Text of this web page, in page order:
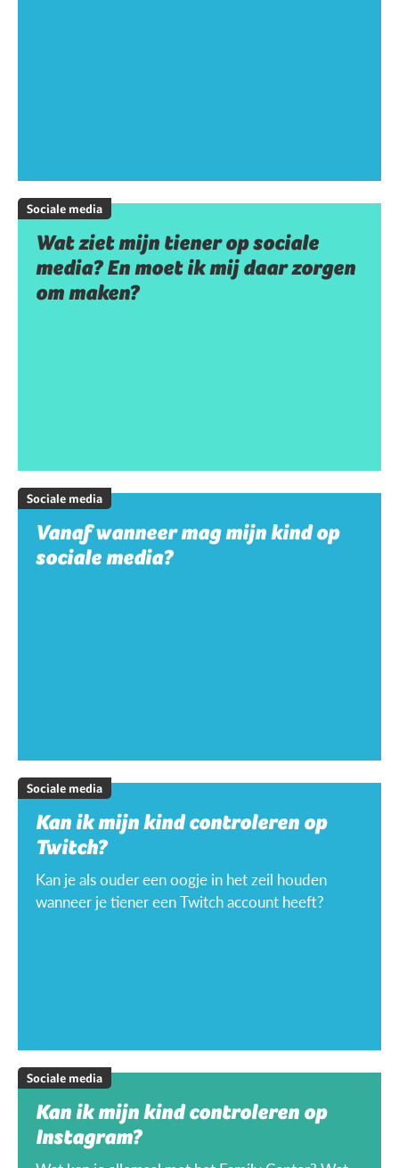
Sociale media
Wat ziet mijn tiener op sociale
media? En moet ik mij daar zorgen
om maken?
Sociale media
Vanaf wanneer mag mijn kind op
sociale media?
Sociale media
Kan ik mijn kind controleren op
Twitch?
Kan je als ouder een oogje in het zeil houden
wanneer je tiener een Twitch account heeft?
Sociale media
Kan ik mijn kind controleren op
Instagram?